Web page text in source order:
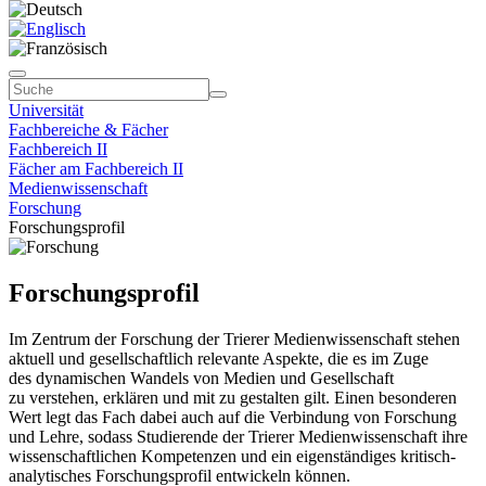
Universität
Fachbereiche & Fächer
Fachbereich II
Fächer am Fachbereich II
Medienwissenschaft
Forschung
Forschungsprofil
Forschungsprofil
Im Zentrum der Forschung der Trierer Medienwissenschaft stehen
aktuell und gesellschaftlich relevante Aspekte, die es im Zuge
des dynamischen Wandels von Medien und Gesellschaft
zu verstehen, erklären und mit zu gestalten gilt. Einen besonderen
Wert legt das Fach dabei auch auf die Verbindung von Forschung
und Lehre, sodass Studierende der Trierer Medienwissenschaft ihre
wissenschaftlichen Kompetenzen und ein eigenständiges kritisch-
analytisches Forschungsprofil entwickeln können.